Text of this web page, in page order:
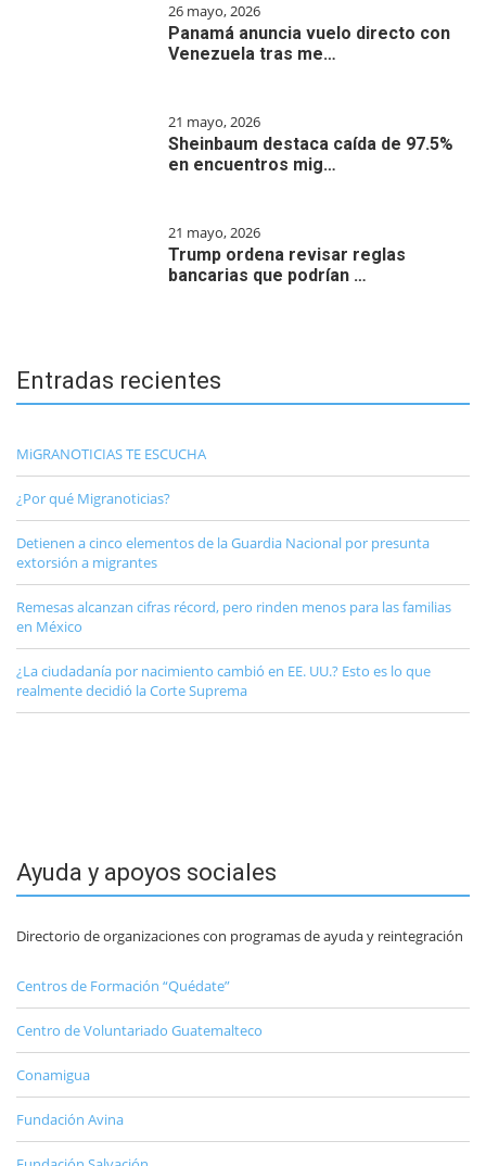
26 mayo, 2026
Panamá anuncia vuelo directo con
Venezuela tras me…
21 mayo, 2026
Sheinbaum destaca caída de 97.5%
en encuentros mig…
21 mayo, 2026
Trump ordena revisar reglas
bancarias que podrían …
Entradas recientes
MiGRANOTICIAS TE ESCUCHA
¿Por qué Migranoticias?
Detienen a cinco elementos de la Guardia Nacional por presunta
extorsión a migrantes
Remesas alcanzan cifras récord, pero rinden menos para las familias
en México
¿La ciudadanía por nacimiento cambió en EE. UU.? Esto es lo que
realmente decidió la Corte Suprema
Ayuda y apoyos sociales
Directorio de organizaciones con programas de ayuda y reintegración
Centros de Formación “Quédate”
Centro de Voluntariado Guatemalteco
Conamigua
Fundación Avina